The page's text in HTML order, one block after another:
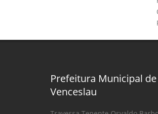
Prefeitura Municipal
Venceslau